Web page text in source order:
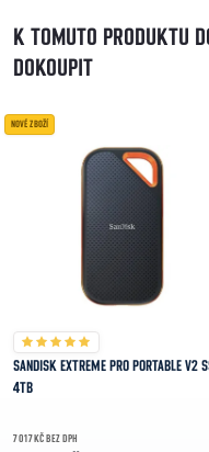
K TOMUTO PRODUKTU
DOKOUPIT
NOVÉ ZBOŽÍ
SANDISK EXTREME PRO PORTABLE V2
4TB
7 017 KČ BEZ DPH